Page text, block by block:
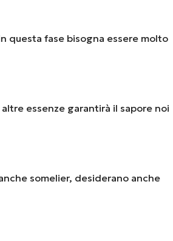
questa fase bisogna essere molto
essenze garantirà il sapore noi
somelier, desiderano anche